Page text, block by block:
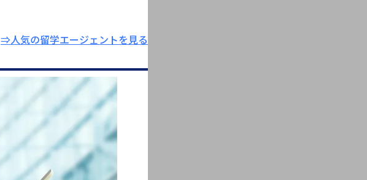
⇒人気の留学エージェントを見る